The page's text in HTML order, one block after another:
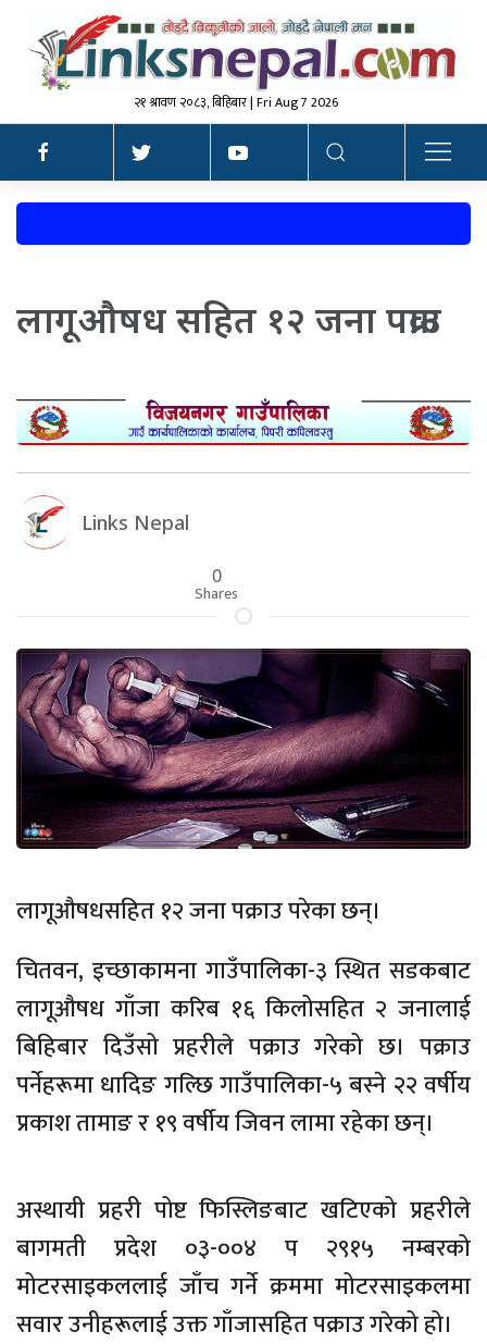
२१ श्रावण २०८३, बिहिबार | Fri Aug 7 2026
लागूऔषध सहित १२ जना पक्राउ
Links Nepal
0
Shares
लागूऔषधसहित १२ जना पक्राउ परेका छन्।
चितवन, इच्छाकामना गाउँपालिका-३ स्थित सडकबाट
लागूऔषध गाँजा करिब १६ किलोसहित २ जनालाई
बिहिबार दिउँसो प्रहरीले पक्राउ गरेको छ। पक्राउ
पर्नेहरूमा धादिङ गल्छि गाउँपालिका-५ बस्ने २२ वर्षीय
प्रकाश तामाङ र १९ वर्षीय जिवन लामा रहेका छन्।
अस्थायी प्रहरी पोष्ट फिस्लिङबाट खटिएको प्रहरीले
बागमती प्रदेश ०३-००४ प २९१५ नम्बरको
मोटरसाइकललाई जाँच गर्ने क्रममा मोटरसाइकलमा
सवार उनीहरूलाई उक्त गाँजासहित पक्राउ गरेको हो।